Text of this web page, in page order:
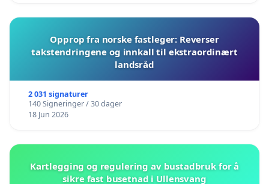
Opprop fra norske fastleger: Reverser
takstendringene og innkall til ekstraordinært
landsråd
2 031 signaturer
140 Signeringer / 30 dager
18 Jun 2026
Kartlegging og regulering av bustadbruk for å
sikre fast busetnad i Ullensvang